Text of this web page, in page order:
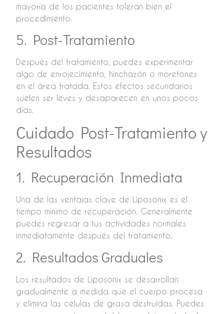
mayoría de los pacientes toleran bien el
procedimiento.
5. Post-Tratamiento
Después del tratamiento, puedes experimentar
algo de enrojecimiento, hinchazón o moretones
en el área tratada. Estos efectos secundarios
suelen ser leves y desaparecen en unos pocos
días.
Cuidado Post-Tratamiento y
Resultados
1. Recuperación Inmediata
Una de las ventajas clave de Liposonix es el
tiempo mínimo de recuperación. Generalmente
puedes regresar a tus actividades normales
inmediatamente después del tratamiento.
2. Resultados Graduales
Los resultados de Liposonix se desarrollan
gradualmente a medida que el cuerpo procesa
y elimina las células de grasa destruidas. Puedes